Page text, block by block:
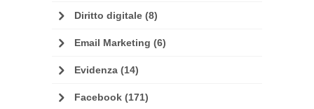
Diritto digitale (8)
Email Marketing (6)
Evidenza (14)
Facebook (171)